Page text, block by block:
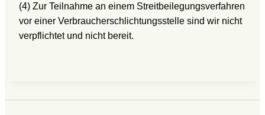
(4) Zur Teilnahme an einem Streitbeilegungsverfahren
vor einer Verbraucherschlichtungsstelle sind wir nicht
verpflichtet und nicht bereit.